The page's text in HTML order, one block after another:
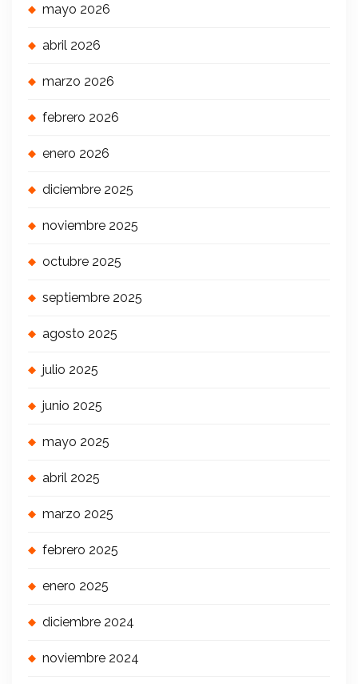
mayo 2026
abril 2026
marzo 2026
febrero 2026
enero 2026
diciembre 2025
noviembre 2025
octubre 2025
septiembre 2025
agosto 2025
julio 2025
junio 2025
mayo 2025
abril 2025
marzo 2025
febrero 2025
enero 2025
diciembre 2024
noviembre 2024